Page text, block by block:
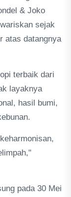
& Joko
sejak
atas datangnya
terbaik dari
layaknya
hasil bumi,
pada 30 Mei